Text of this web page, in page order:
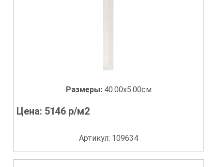
Размеры: 40.00x5.00см
Цена: 5146 р/м2
Артикул: 109634